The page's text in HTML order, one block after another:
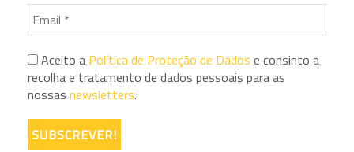
Aceito a Política de Proteção de Dados e consinto a
recolha e tratamento de dados pessoais para as
nossas newsletters.